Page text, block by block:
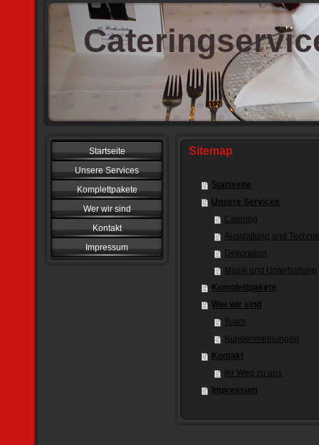
Startseite
Unsere Services
Komplettpakete
Wer wir sind
Kontakt
Impressum
Sitemap
Startseite
Unsere Services
Catering
Ausstattung und Technik
Dekoration
Musik und Unterhaltung
Komplettpakete
Wer wir sind
Team
Kundenmeinungen
Kontakt
Ihr Weg zu uns
Impressum